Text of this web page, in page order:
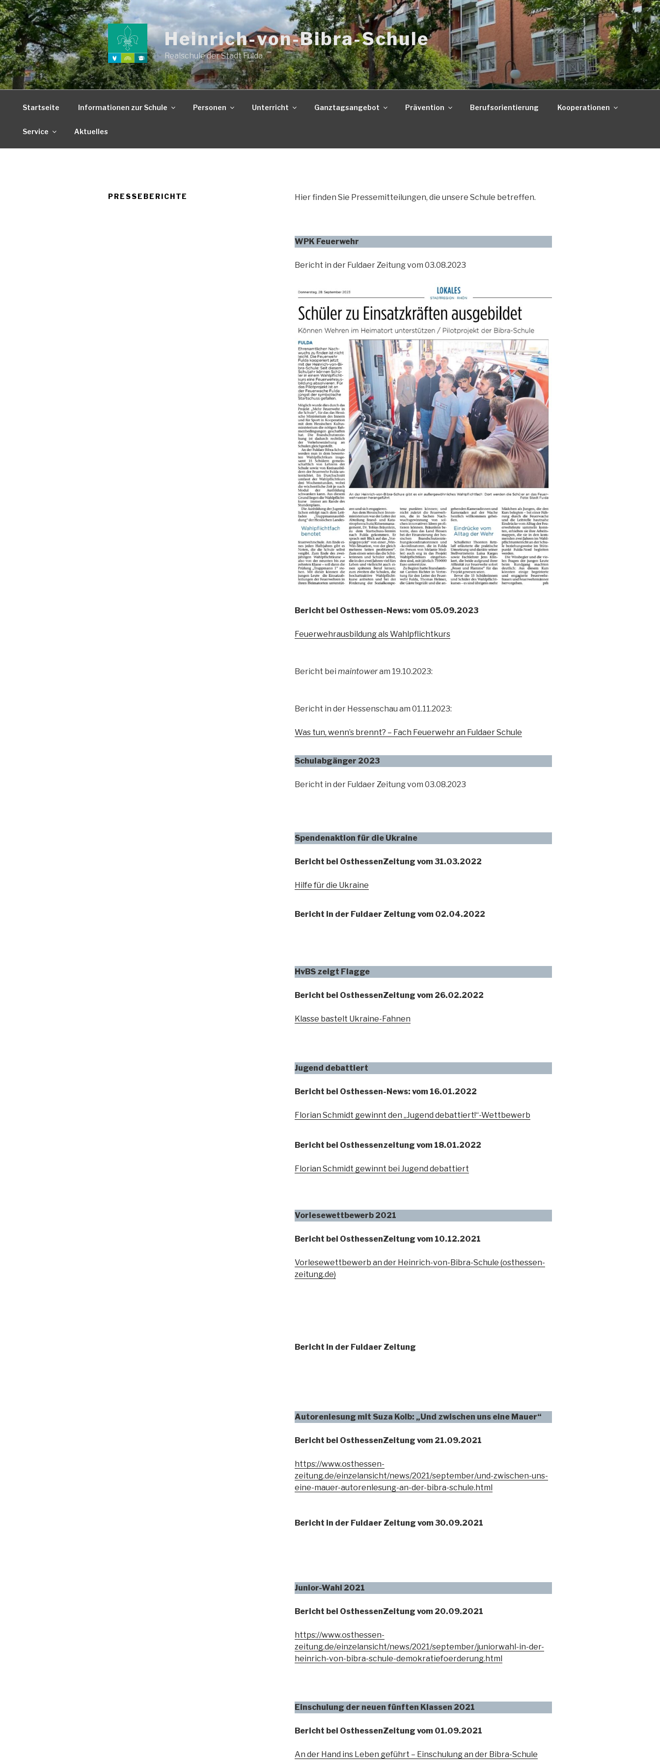
Zum
Inhalt
springen
Heinrich-von-Bibra-Schule
Realschule der Stadt Fulda
Startseite Informationen zur Schule Personen Unterricht Ganztagsangebot Prävention Berufsorientierung Kooperationen
Service Aktuelles
PRESSEBERICHTE Hier finden Sie Pressemitteilungen, die unsere Schule betreffen.
WPK Feuerwehr
Bericht in der Fuldaer Zeitung vom 03.08.2023
Bericht bei Osthessen-News: vom 05.09.2023
Feuerwehrausbildung als Wahlpflichtkurs
Bericht bei maintoweram 19.10.2023:
Bericht in der Hessenschau am 01.11.2023:
Was tun, wenn’s brennt? – Fach Feuerwehr an Fuldaer Schule
Schulabgänger 2023
Bericht in der Fuldaer Zeitung vom 03.08.2023
Spendenaktion für die Ukraine
Bericht bei OsthessenZeitung vom 31.03.2022
Hilfe für die Ukraine
Bericht in der Fuldaer Zeitung vom 02.04.2022
HvBS zeigt Flagge
Bericht bei OsthessenZeitung vom 26.02.2022
Klasse bastelt Ukraine-Fahnen
Jugend debattiert
Bericht bei Osthessen-News: vom 16.01.2022
Florian Schmidt gewinnt den „Jugend debattiert!“-Wettbewerb
Bericht bei Osthessenzeitung vom 18.01.2022
Florian Schmidt gewinnt bei Jugend debattiert
Vorlesewettbewerb 2021
Bericht bei OsthessenZeitung vom 10.12.2021
Vorlesewettbewerb an der Heinrich-von-Bibra-Schule (osthessen-
zeitung.de)
Bericht in der Fuldaer Zeitung
Autorenlesung mit Suza Kolb: „Und zwischen uns eine Mauer“
Bericht bei OsthessenZeitung vom 21.09.2021
https://www.osthessen-
zeitung.de/einzelansicht/news/2021/september/und-zwischen-uns-
eine-mauer-autorenlesung-an-der-bibra-schule.html
Bericht in der Fuldaer Zeitung vom 30.09.2021
Junior-Wahl 2021
Bericht bei OsthessenZeitung vom 20.09.2021
https://www.osthessen-
zeitung.de/einzelansicht/news/2021/september/juniorwahl-in-der-
heinrich-von-bibra-schule-demokratiefoerderung.html
Einschulung der neuen fünften Klassen 2021
Bericht bei OsthessenZeitung vom 01.09.2021
An der Hand ins Leben geführt – Einschulung an der Bibra-Schule